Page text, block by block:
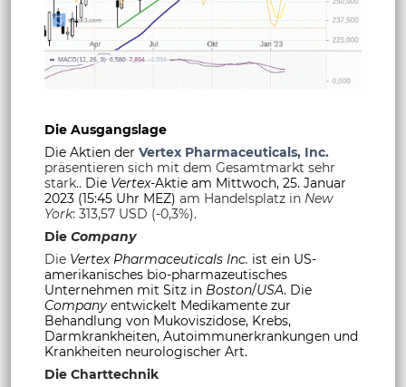
Die Ausgangslage
Die Aktien der Vertex Pharmaceuticals, Inc.
präsentieren sich mit dem Gesamtmarkt sehr
stark.. Die Vertex-Aktie am Mittwoch, 25. Januar
2023 (15:45 Uhr MEZ) am Handelsplatz in New
York: 313,57 USD (-0,3%).
Die Company
Die Vertex Pharmaceuticals Inc. ist ein US-
amerikanisches bio-pharmazeutisches
Unternehmen mit Sitz in Boston/USA. Die
Company entwickelt Medikamente zur
Behandlung von Mukoviszidose, Krebs,
Darmkrankheiten, Autoimmunerkrankungen und
Krankheiten neurologischer Art.
Die Charttechnik